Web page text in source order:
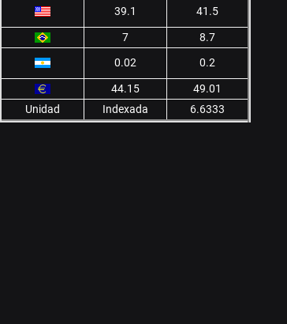
39.1 41.5
7
8.7
0.02
0.2
44.15
49.01
Unidad
Indexada 6.6333